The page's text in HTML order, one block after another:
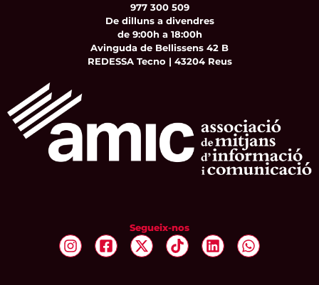
977 300 509
De dilluns a divendres
de 9:00h a 18:00h
Avinguda de Bellissens 42 B
REDESSA Tecno | 43204 Reus
Segueix-nos